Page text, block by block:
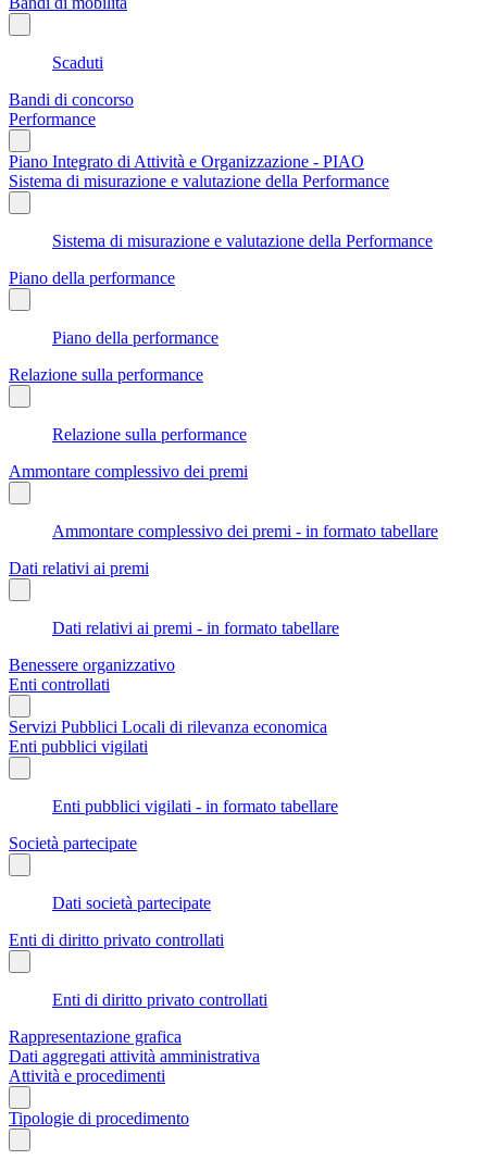
Scaduti
Bandi di concorso
Performance
Piano Integrato di Attività e Organizzazione - PIAO
Sistema di misurazione e valutazione della Performance
Sistema di misurazione e valutazione della Performance
Piano della performance
Piano della performance
Relazione sulla performance
Relazione sulla performance
Ammontare complessivo dei premi
Ammontare complessivo dei premi - in formato tabellare
Dati relativi ai premi
Dati relativi ai premi - in formato tabellare
Benessere organizzativo
Enti controllati
Servizi Pubblici Locali di rilevanza economica
Enti pubblici vigilati
Enti pubblici vigilati - in formato tabellare
Società partecipate
Dati società partecipate
Enti di diritto privato controllati
Enti di diritto privato controllati
Rappresentazione grafica
Dati aggregati attività amministrativa
Attività e procedimenti
Tipologie di procedimento